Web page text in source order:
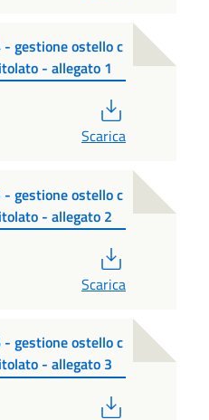
gestione ostello c
- allegato 1
Scarica
gestione ostello c
- allegato 2
Scarica
gestione ostello c
- allegato 3